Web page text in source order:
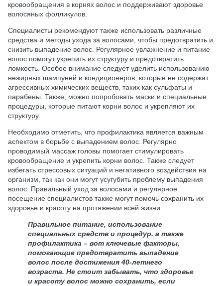
кровообращения в корнях волос и поддерживают здоровье
волосяных фолликулов.
Специалисты рекомендуют также использовать различные
средства и методы ухода за волосами, чтобы предотвратить и
снизить выпадение волос. Регулярное увлажнение и питание
волос помогут укрепить их структуру и предотвратить
ломкость. Особое внимание следует уделить использованию
нежирных шампуней и кондиционеров, которые не содержат
агрессивных химических веществ, таких как сульфаты и
парабены. Также, можно попробовать маски и специальные
процедуры, которые питают корни волос и укрепляют их
структуру.
Необходимо отметить, что профилактика является важным
аспектом в борьбе с выпадением волос. Регулярно
проводимый массаж головы помогает стимулировать
кровообращение и укрепить корни волос. Также следует
избегать стрессовых ситуаций и негативного воздействия на
организм, так как они могут усугубить проблему выпадения
волос. Правильный уход за волосами и регулярное
посещение специалистов также могут помочь сохранить их
здоровье и красоту на протяжении всей жизни.
Правильное питание, использование
специальных средств и процедур, а также
профилактика – вот ключевые факторы,
помогающие предотвратить выпадение
волос после достижения 40-летнего
возраста. Не стоит забывать, что здоровье
и красоту волос можно сохранить, если